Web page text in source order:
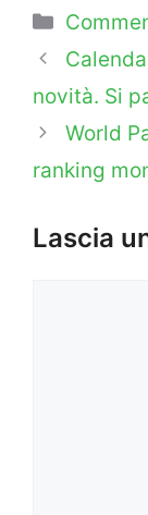
novità. Si
World
ranking
Lascia